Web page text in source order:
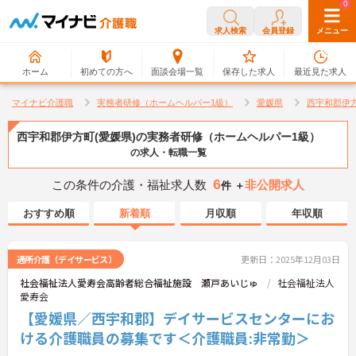
求人検索 会員登録 メニュー
ホーム 初めての方へ 面談会場一覧
0
保存した求人
0
最近見た求人
マイナビ介護職 実務者研修（ホームヘルパー1級） 愛媛県 西宇和郡伊
西宇和郡伊方町(愛媛県)の実務者研修（ホームヘルパー1級）
の求人・転職一覧
この条件の介護・福祉求人数 6件 ＋非公開求人
おすすめ順 新着順 月収順 年収順
通所介護（デイサービス） 更新日：2025年12月03日
社会福祉法人愛寿会高齢者総合福祉施設 瀬戸あいじゅ
社会福祉法人
愛寿会
【愛媛県／西宇和郡】デイサービスセンターにお
ける介護職員の募集です＜介護職員:非常勤＞